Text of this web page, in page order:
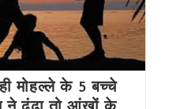
मोहल्ले के 5 बच्चे